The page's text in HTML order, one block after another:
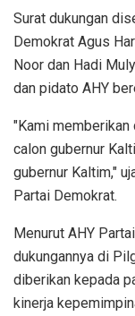
Surat dukungan
Demokrat Agus
Noor dan Hadi
dan pidato AHY
"Kami
calon gubernur
gubernur Kaltim,"
Partai Demokrat.
Menurut AHY
dukungannya di
diberikan kepada
kinerja